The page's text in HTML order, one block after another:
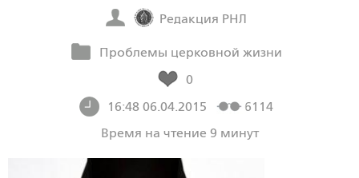
Редакция РНЛ
Проблемы церковной жизни
0
16:48 06.04.2015
6114
Время на чтение 9 минут